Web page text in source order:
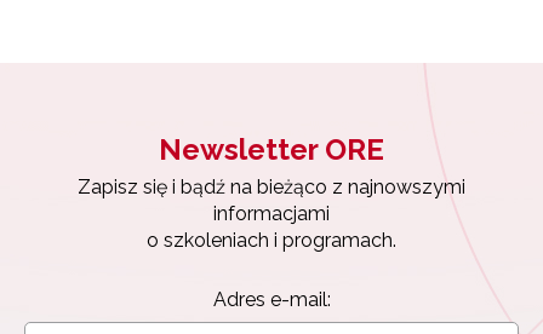
Newsletter ORE
Zapisz się i bądź na bieżąco z najnowszymi
informacjami
o szkoleniach i programach.
Adres e-mail: